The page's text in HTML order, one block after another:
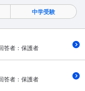
中学受験
答者：保護者
答者：保護者